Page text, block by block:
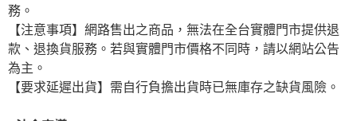
務。
【注意事項】網路售出之商品，無法在全台實體門市提供退
款、退換貨服務。若與實體門市價格不同時，請以網站公告
為主。
【要求延遲出貨】需自行負擔出貨時已無庫存之缺貨風險。